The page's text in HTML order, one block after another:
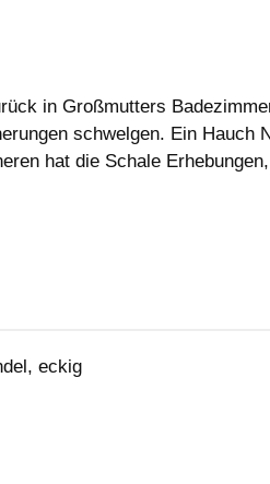
in Großmutters
schwelgen. Ein
hat die Schale